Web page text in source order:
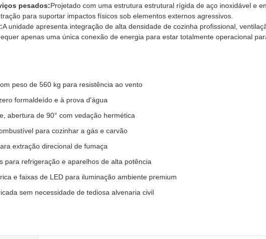
pesados:Projetado com uma estrutura estrutural rígida de aço inoxidável e
para suportar impactos físicos sob elementos externos agressivos.
A unidade apresenta integração de alta densidade de cozinha profissional,
apenas uma única conexão de energia para estar totalmente operacional
peso de 560 kg para resistência ao vento
formaldeído e à prova d'água
abertura de 90° com vedação hermética
para cozinhar a gás e carvão
extração direcional de fumaça
para refrigeração e aparelhos de alta potência
e faixas de LED para iluminação ambiente premium
sem necessidade de tediosa alvenaria civil